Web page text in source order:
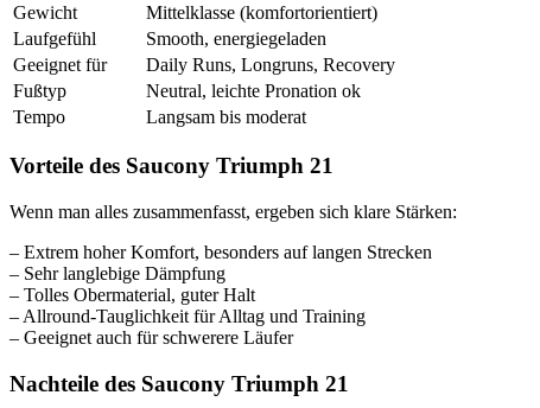
Gewicht
Mittelklasse (komfortorientiert)
Laufgefühl
Smooth, energiegeladen
Geeignet für
Daily Runs, Longruns, Recovery
Fußtyp
Neutral, leichte Pronation ok
Tempo
Langsam bis moderat
Vorteile des Saucony Triumph 21
Wenn man alles zusammenfasst, ergeben sich klare Stärken:
– Extrem hoher Komfort, besonders auf langen Strecken
– Sehr langlebige Dämpfung
– Tolles Obermaterial, guter Halt
– Allround-Tauglichkeit für Alltag und Training
– Geeignet auch für schwerere Läufer
Nachteile des Saucony Triumph 21